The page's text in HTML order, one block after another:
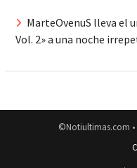
MarteOvenuS lleva el
Vol. 2» a una noche
©Notiultimas.com •